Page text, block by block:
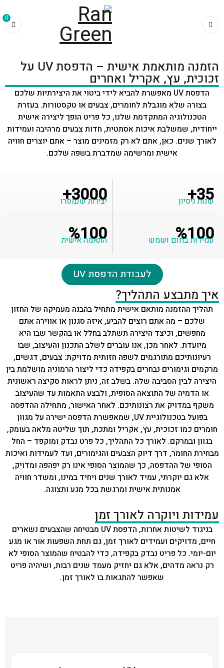
0
דף הבית »טפסים להזמנה» הדפסה UV באיפיון אישי הזמנה מותאמת אישית – הדפסת UV על
זכוכית, עץ, אקריל ואחרים
הדפסת UV מאפשרת להביא לידי ביטוי את היצירתיות שלכם
בצורה שלא מוגבלת לחומרים, צבעים או טקסטורות. בעזרת
הטכנולוגיה המתקדמת שלנו, כל פריט הופך ליצירה אישית
ייחודית, שמשלבת איכות אסתטית, חדות צבעים מרהיבה ועמידות
לאורך שנים. כאן, אתם לא רק מזמינים מוצר – אתם יוצרים חוויה
אישית ומרשימה שמדברת בשפה שלכם.
35+
שנות ניסיון 3000+
יצירות שנמסרו
%100
עמידות בחום ושמש %100
התאמה אישית
לעבודת הדפסת UV
איך מתבצע התהליך?
תהליך ההזמנה מותאם אישית מתחיל בהבנה מעמיקה של החזון
שלכם – מה אתם רוצים להביע, איזה סגנון או אווירה אתם
מחפשים, וכיצד היצירה תשתלב בחלל או בהקשר שבו היא
מיועדת. לאחר מכן, אנו עוברים לשלב התכנון והעיצוב, שבו
רעיונותיכם מתורגמים לשפה חזותית מדויקת: צבעים, דגשים,
מרקמים וגימורים נבחרים בקפידה כדי ליצור הרמוניה מושלמת בין
היצירה לבין הסביבה שלה. בשלב זה, ניתן לראות סקיצה ראשונית
או הדמיה של התוצאה הסופית, ולבצע התאמות עד שהעיצוב
משקף במדויק את רצונותיכם. לאחר האישור, מתחילה ההדפסה
בפועל בטכנולוגיית UV, שמאפשרת הדפסה ישירה על מגוון
חומרים כמו זכוכית, עץ, אקריל ומתכת, תוך שליטה מלאה בעומק,
בגוון ובמרקם. לאורך כל התהליך, כל פרט נבדק ומוקפד – החל
מבחירת החומר, דרך דיוק הצבעים והגימורים, ועד לעמידות ואיכות
הסופי של ההדפסה, כך שהמוצר הסופי אינו רק יפהפה ומדויק,
אלא גם יוקרתי, עמיד לאורך שנים ויחיד במינו, ומשדר חוויה
אמנותית אישית ומרגשת בכל מגע ותצוגה.
עמידות ויוקרה לאורך זמן
בניגוד לשיטות אחרות, הדפסת UV מבטיחה שהצבעים נשארים
חיים, מדויקים ועמידים לאורך זמן, גם תחת השפעות אור או מגע
יום-יומי. כל פריט נבדק בקפידה, כדי להבטיח שהמוצר הסופי לא
רק נראה מדהים, אלא גם יחזיק מעמד שנים רבות, ושיהיה פריט
שאפשר להתגאות בו לאורך זמן.